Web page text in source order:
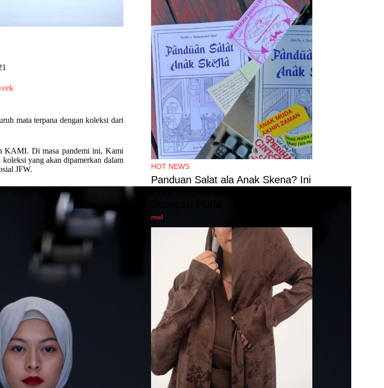
mata terpana dengan koleksi dari
KAMI. Di masa pandemi ini, Kami
koleksi yang akan dipamerkan dalam
JFW. HOT NEWS
Panduan Salat ala Anak Skena? Ini
mel